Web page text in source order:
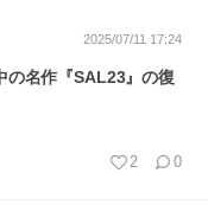
2025/07/11 17:24
の名作『SAL23』の復
2 0